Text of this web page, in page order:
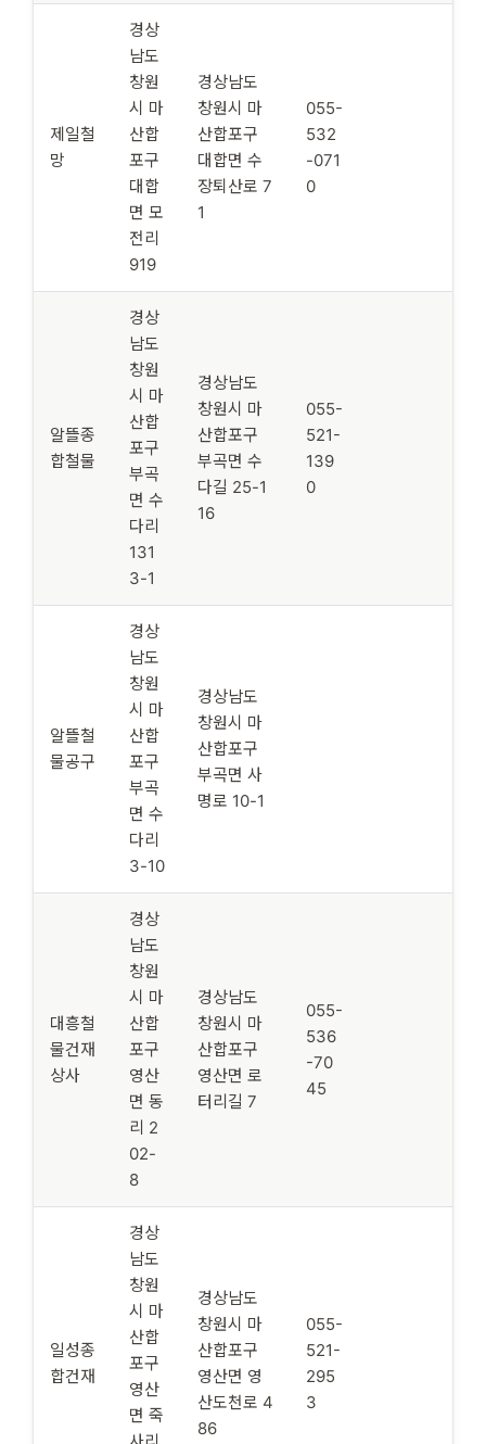
제일철
망
경상
남도
창원
시 마
산합
포구
대합
면 모
전리
919
경상남도
창원시 마
산합포구
대합면 수
장퇴산로 7
1
055-
532
-071
0
알뜰종
합철물
경상
남도
창원
시 마
산합
포구
부곡
면 수
다리
131
3-1
경상남도
창원시 마
산합포구
부곡면 수
다길 25-1
16
055-
521-
139
0
알뜰철
물공구
경상
남도
창원
시 마
산합
포구
부곡
면 수
다리
3-10
경상남도
창원시 마
산합포구
부곡면 사
명로 10-1
대흥철
물건재
상사
경상
남도
창원
시 마
산합
포구
영산
면 동
리 2
02-
8
경상남도
창원시 마
산합포구
영산면 로
터리길 7
055-
536
-70
45
일성종
합건재
경상
남도
창원
시 마
산합
포구
영산
면 죽
경상남도
창원시 마
산합포구
영산면 영
산도천로 4
86
055-
521-
295
3